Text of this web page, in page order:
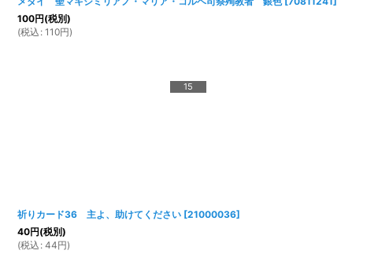
100円(税別)
(税込 : 110円)
15
祈りカード36 主よ、助けてください [21000036]
40円(税別)
(税込 : 44円)